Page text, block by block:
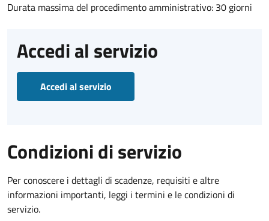
Durata massima del procedimento amministrativo: 30 giorni
Accedi al servizio
Accedi al servizio
Condizioni di servizio
Per conoscere i dettagli di scadenze, requisiti e altre
informazioni importanti, leggi i termini e le condizioni di
servizio.